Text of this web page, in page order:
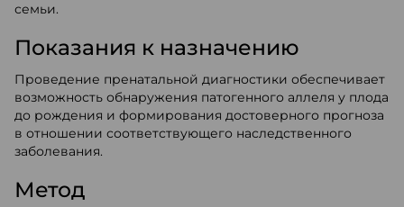
семьи.
Показания к назначению
Проведение пренатальной диагностики обеспечивает
возможность обнаружения патогенного аллеля у плода
до рождения и формирования достоверного прогноза
в отношении соответствующего наследственного
заболевания.
Метод